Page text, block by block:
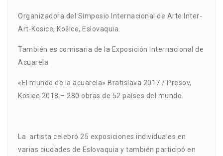
Organizadora del Simposio Internacional de Arte Inter-
Art-Kosice, Košice, Eslovaquia.
También es comisaria de la Exposición Internacional de
Acuarela
«El mundo de la acuarela» Bratislava 2017 / Presov,
Kosice 2018 – 280 obras de 52 países del mundo.
La artista celebró 25 exposiciones individuales en
varias ciudades de Eslovaquia y también participó en